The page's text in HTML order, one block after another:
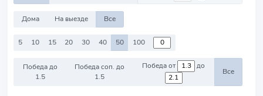
Дома На выезде Все
5 10 15 20 30 40 50 100
Победа до
1.5
Победа соп. до
1.5
Победа от до
Все